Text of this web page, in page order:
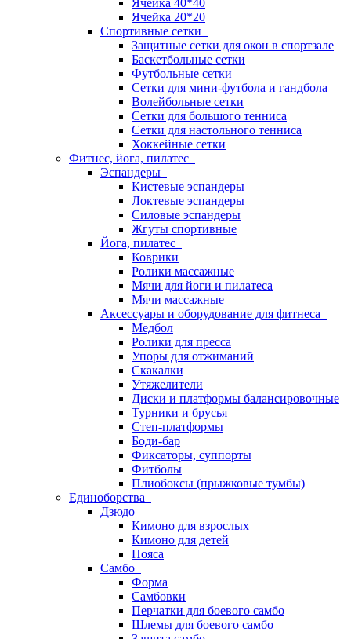
Ячейка 40*40
Ячейка 20*20
Спортивные сетки
Защитные сетки для окон в спортзале
Баскетбольные сетки
Футбольные сетки
Сетки для мини-футбола и гандбола
Волейбольные сетки
Сетки для большого тенниса
Сетки для настольного тенниса
Хоккейные сетки
Фитнес, йога, пилатес
Эспандеры
Кистевые эспандеры
Локтевые эспандеры
Силовые эспандеры
Жгуты спортивные
Йога, пилатес
Коврики
Ролики массажные
Мячи для йоги и пилатеса
Мячи массажные
Аксессуары и оборудование для фитнеса
Медбол
Ролики для пресса
Упоры для отжиманий
Скакалки
Утяжелители
Диски и платформы балансировочные
Турники и брусья
Степ-платформы
Боди-бар
Фиксаторы, суппорты
Фитболы
Плиобоксы (прыжковые тумбы)
Единоборства
Дзюдо
Кимоно для взрослых
Кимоно для детей
Пояса
Самбо
Форма
Самбовки
Перчатки для боевого самбо
Шлемы для боевого самбо